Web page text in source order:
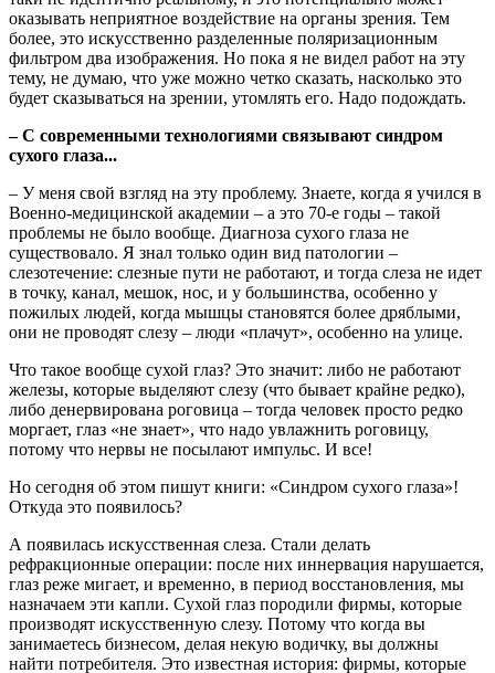
оказывать неприятное воздействие на органы зрения. Тем
более, это искусственно разделенные поляризационным
фильтром два изображения. Но пока я не видел работ на эту
тему, не думаю, что уже можно четко сказать, насколько это
будет сказываться на зрении, утомлять его. Надо подождать.
– С современными технологиями связывают синдром
сухого глаза...
– У меня свой взгляд на эту проблему. Знаете, когда я учился в
Военно-медицинской академии – а это 70-е годы – такой
проблемы не было вообще. Диагноза сухого глаза не
существовало. Я знал только один вид патологии –
слезотечение: слезные пути не работают, и тогда слеза не идет
в точку, канал, мешок, нос, и у большинства, особенно у
пожилых людей, когда мышцы становятся более дряблыми,
они не проводят слезу – люди «плачут», особенно на улице.
Что такое вообще сухой глаз? Это значит: либо не работают
железы, которые выделяют слезу (что бывает крайне редко),
либо денервирована роговица – тогда человек просто редко
моргает, глаз «не знает», что надо увлажнить роговицу,
потому что нервы не посылают импульс. И все!
Но сегодня об этом пишут книги: «Синдром сухого глаза»!
Откуда это появилось?
А появилась искусственная слеза. Стали делать
рефракционные операции: после них иннервация нарушается,
глаз реже мигает, и временно, в период восстановления, мы
назначаем эти капли. Сухой глаз породили фирмы, которые
производят искусственную слезу. Потому что когда вы
занимаетесь бизнесом, делая некую водичку, вы должны
найти потребителя. Это известная история: фирмы, которые